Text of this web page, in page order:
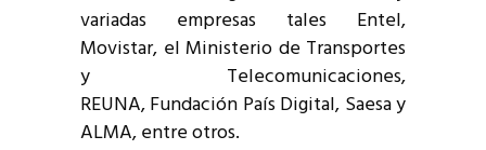
variadas empresas tales Entel,
Movistar, el Ministerio de Transportes
y Telecomunicaciones,
REUNA,Fundación País Digital, Saesa y
ALMA,entre otros.